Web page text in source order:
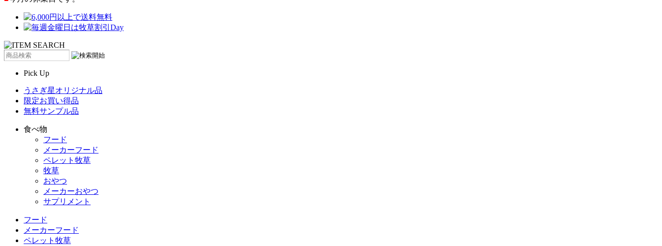
Pick Up
うさぎ星オリジナル品
限定お買い得品
無料サンプル品
食べ物
フード
メーカーフード
ペレット牧草
牧草
おやつ
メーカーおやつ
サプリメント
フード
メーカーフード
ペレット牧草